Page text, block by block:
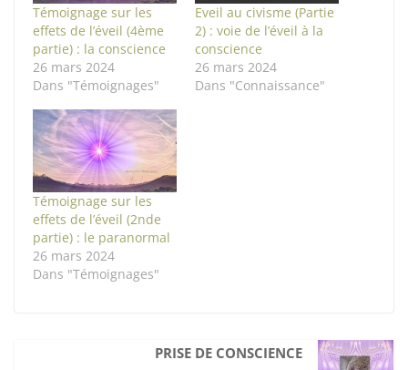
Témoignage sur les
effets de l’éveil (4ème
partie) : la conscience
26 mars 2024
Dans "Témoignages"
Eveil au civisme (Partie
2) : voie de l’éveil à la
conscience
26 mars 2024
Dans "Connaissance"
Témoignage sur les
effets de l’éveil (2nde
partie) : le paranormal
26 mars 2024
Dans "Témoignages"
PRISE DE CONSCIENCE